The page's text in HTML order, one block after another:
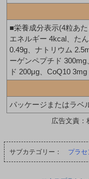
■栄養成分表示(4粒あ
エネルギー 4kcal、た
0.49g、ナトリウム
ーゲンペプチド
ド 200μg、CoQ10 3mg
パッケージまたはラベ
広告文責
サブカテゴリー： プラセ